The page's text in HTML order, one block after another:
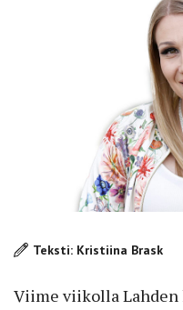
Teksti: Kristiina Brask
Viime viikolla